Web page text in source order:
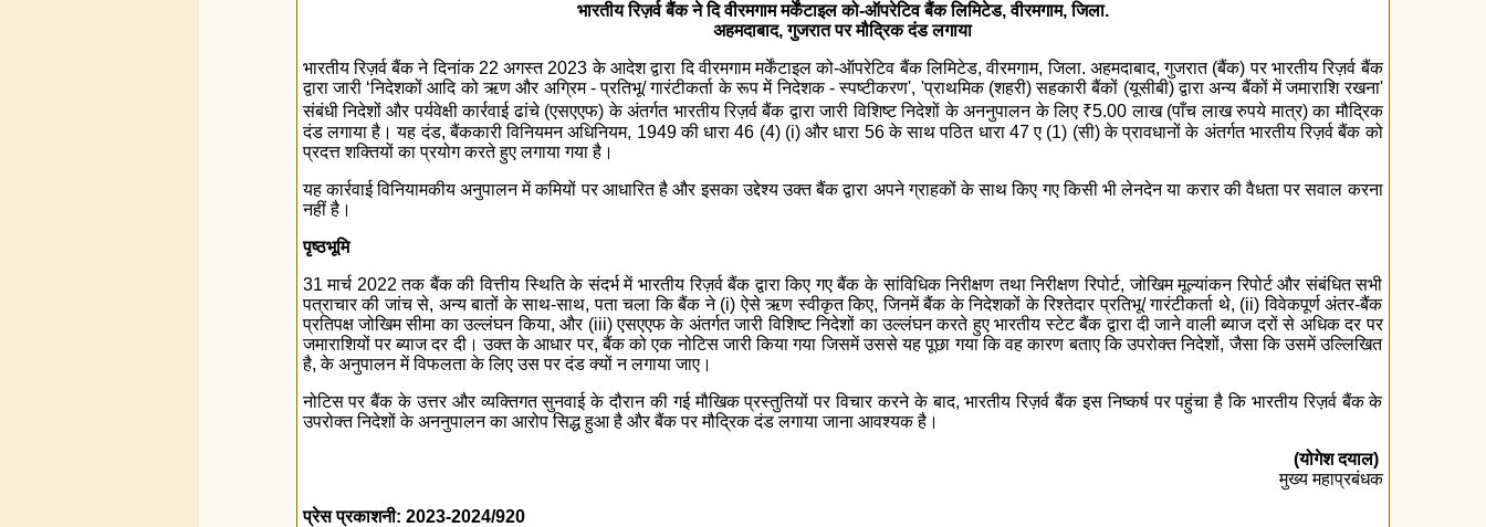
भारतीय रिज़र्व बैंक ने दि वीरमगाम मर्केंटाइल को-ऑपरेटिव बैंक लिमिटेड, वीरमगाम, जिला.
अहमदाबाद, गुजरात पर मौद्रिक दंड लगाया
भारतीय रिज़र्व बैंक ने दिनांक 22 अगस्त 2023 के आदेश द्वारा दि वीरमगाम मर्केंटाइल को-ऑपरेटिव बैंक लिमिटेड, वीरमगाम, जिला. अहमदाबाद, गुजरात (बैंक) पर भारतीय रिज़र्व बैंक
द्वारा जारी ‘निदेशकों आदि को ऋण और अग्रिम - प्रतिभू/ गारंटीकर्ता के रूप में निदेशक - स्पष्टीकरण', 'प्राथमिक (शहरी) सहकारी बैंकों (यूसीबी) द्वारा अन्य बैंकों में जमाराशि रखना'
संबंधी निदेशों और पर्यवेक्षी कार्रवाई ढांचे (एसएएफ) के अंतर्गत भारतीय रिज़र्व बैंक द्वारा जारी विशिष्ट निदेशों के अननुपालन के लिए ₹5.00 लाख (पाँच लाख रुपये मात्र) का मौद्रिक
दंड लगाया है। यह दंड, बैंककारी विनियमन अधिनियम, 1949 की धारा 46 (4) (i) और धारा 56 के साथ पठित धारा 47 ए (1) (सी) के प्रावधानों के अंतर्गत भारतीय रिज़र्व बैंक को
प्रदत्त शक्तियों का प्रयोग करते हुए लगाया गया है।
यह कार्रवाई विनियामकीय अनुपालन में कमियों पर आधारित है और इसका उद्देश्य उक्‍त बैंक द्वारा अपने ग्राहकों के साथ किए गए किसी भी लेनदेन या करार की वैधता पर सवाल करना
नहीं है।
पृष्ठभूमि
31 मार्च 2022 तक बैंक की वित्तीय स्थिति के संदर्भ में भारतीय रिज़र्व बैंक द्वारा किए गए बैंक के सांविधिक निरीक्षण तथा निरीक्षण रिपोर्ट, जोखिम मूल्यांकन रिपोर्ट और संबंधित सभी
पत्राचार की जांच से, अन्य बातों के साथ-साथ, पता चला कि बैंक ने (i) ऐसे ऋण स्वीकृत किए, जिनमें बैंक के निदेशकों के रिश्तेदार प्रतिभू/ गारंटीकर्ता थे, (ii) विवेकपूर्ण अंतर-बैंक
प्रतिपक्ष जोखिम सीमा का उल्लंघन किया, और (iii) एसएएफ के अंतर्गत जारी विशिष्ट निदेशों का उल्लंघन करते हुए भारतीय स्टेट बैंक द्वारा दी जाने वाली ब्याज दरों से अधिक दर पर
जमाराशियों पर ब्याज दर दी। उक्त के आधार पर, बैंक को एक नोटिस जारी किया गया जिसमें उससे यह पूछा गया कि वह कारण बताए कि उपरोक्त निदेशों, जैसा कि उसमें उल्लिखित
है, के अनुपालन में विफलता के लिए उस पर दंड क्यों न लगाया जाए।
नोटिस पर बैंक के उत्तर और व्यक्तिगत सुनवाई के दौरान की गई मौखिक प्रस्तुतियों पर विचार करने के बाद, भारतीय रिज़र्व बैंक इस निष्कर्ष पर पहुंचा है कि भारतीय रिज़र्व बैंक के
उपरोक्त निदेशों के अननुपालन का आरोप सिद्ध हुआ है और बैंक पर मौद्रिक दंड लगाया जाना आवश्यक है।
(योगेश दयाल)
मुख्य महाप्रबंधक
प्रेस प्रकाशनी: 2023-2024/920